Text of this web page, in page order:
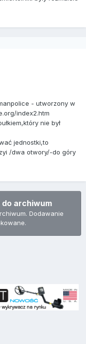
- utworzony w
index2.htm
nie był
jednostki,to
/dwa otwory/-do góry
do archiwum
Dodawanie